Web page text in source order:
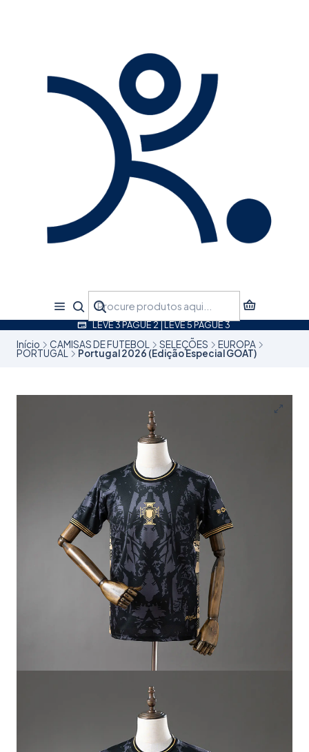
LEVE 3 PAGUE 2 | LEVE 5 PAGUE 3
Início CAMISAS DE FUTEBOL SELEÇÕES EUROPA
PORTUGAL Portugal 2026 (Edição Especial GOAT)